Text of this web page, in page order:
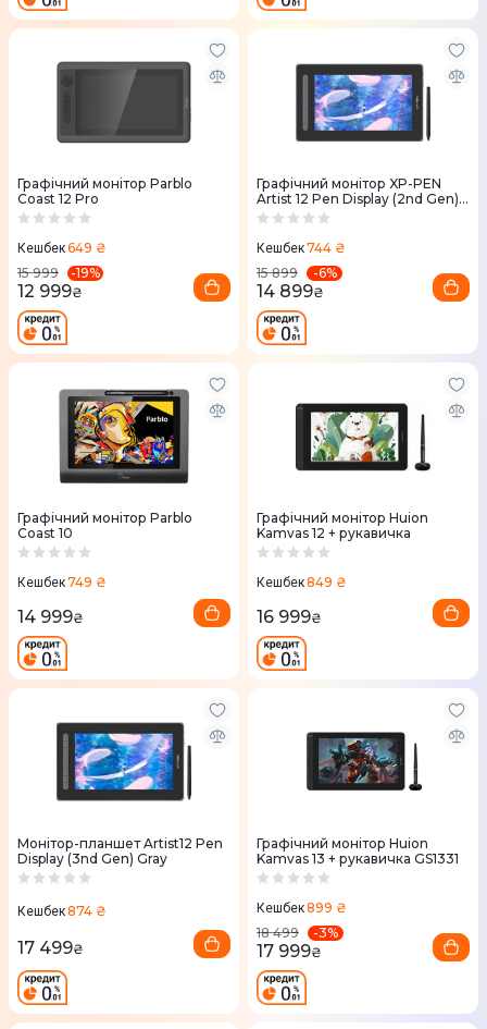
Графічний монітор Parblo
Coast 12 Pro
Кешбек649 ₴
15 999
-19%
12 999₴
Графічний монітор XP-PEN
Artist 12 Pen Display (2nd Gen)
(Black)
Кешбек744 ₴
15 899
-6%
14 899₴
Графічний монітор Parblo
Coast 10
Кешбек749 ₴
14 999₴
Графічний монітор Huion
Kamvas 12 + рукавичка
Кешбек849 ₴
16 999₴
Монітор-планшет Artist12 Pen
Display (3nd Gen) Gray
Кешбек874 ₴
17 499₴
Графічний монітор Huion
Kamvas 13 + рукавичка GS1331
Кешбек899 ₴
18 499
-3%
17 999₴